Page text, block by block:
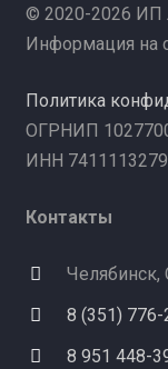
© 2020-2026 ИП
Информация на
Политика
ОГРНИП
ИНН
Контакты
Челябинск,
8 (351)
8 951 448-